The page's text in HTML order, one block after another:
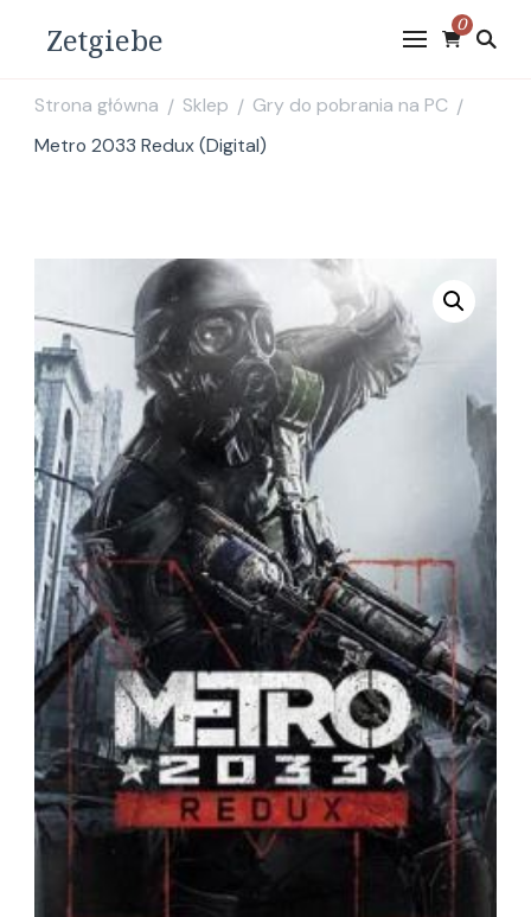
Zetgiebe 0
Strona główna / Sklep / Gry do pobrania na PC /
Metro 2033 Redux (Digital)